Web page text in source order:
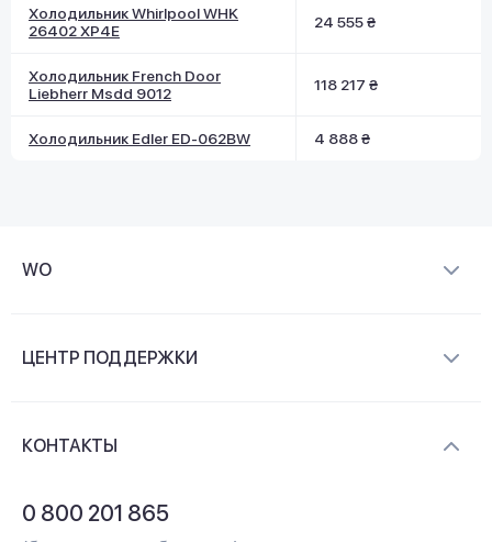
Холодильник Whirlpool WHK
26402 XP4E
24 555 ₴
Холодильник French Door
Liebherr Msdd 9012
118 217 ₴
Холодильник Edler ED-062BW 4 888 ₴
WO
Контакты
ЦЕНТР ПОДДЕРЖКИ
КОНТАКТЫ
0 800 201 865